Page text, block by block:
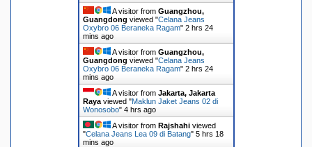
A visitor from Guangzhou,
Guangdong viewed "Celana Jeans
Oxybro 06 Beraneka Ragam" 2 hrs 24
mins ago
A visitor from Guangzhou,
Guangdong viewed "Celana Jeans
Oxybro 06 Beraneka Ragam" 2 hrs 24
mins ago
A visitor from Jakarta, Jakarta
Rayaviewed "Maklun Jaket Jeans 02 di
Wonosobo" 4 hrs ago
A visitor from Rajshahiviewed
"Celana Jeans Lea 09 di Batang" 5 hrs 18
mins ago